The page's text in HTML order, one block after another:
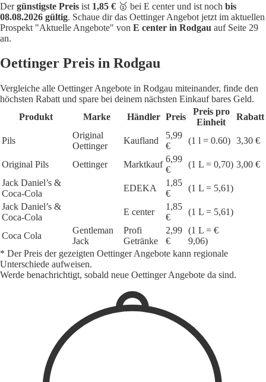
Dergünstigste Preis ist 1,85 € 🥇 bei E center und ist noch bis
08.08.2026 gültig. Schaue dir das Oettinger Angebot jetzt im aktuellen
Prospekt "Aktuelle Angebote" von E center in Rodgau auf Seite 29
an.
Oettinger Preis in Rodgau
Vergleiche alle Oettinger Angebote in Rodgau miteinander, finde den
höchsten Rabatt und spare bei deinem nächsten Einkauf bares Geld.
Produkt
Marke Händler Preis
Preis pro
Einheit
Rabatt
Pils
Original
Oettinger
Kaufland
5,99
€
(1 l = 0.60) 3,30 €
Original Pils Oettinger Marktkauf
6,99
€
(1 L = 0,70) 3,00 €
Jack Daniel’s &
Coca-Cola
EDEKA
1,85
€
(1 L = 5,61)
Jack Daniel’s &
Coca-Cola
E center
1,85
€
(1 L = 5,61)
Coca Cola
Gentleman
Jack
Profi
Getränke
2,99
€
(1 L = €
9,06)
* Der Preis der gezeigten Oettinger Angebote kann regionale
Unterschiede aufweisen.
Werde benachrichtigt, sobald neue Oettinger Angebote da sind.